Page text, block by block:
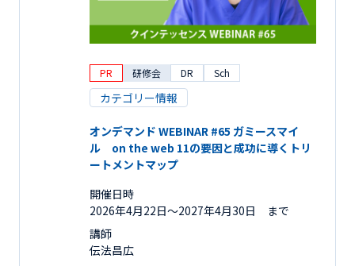
PR 研修会 DR Sch
カテゴリー情報
オンデマンド WEBINAR #65 ガミースマイ
ル on the web 11の要因と成功に導くトリ
ートメントマップ
開催日時
2026年4月22日〜2027年4月30日 まで
講師
伝法昌広